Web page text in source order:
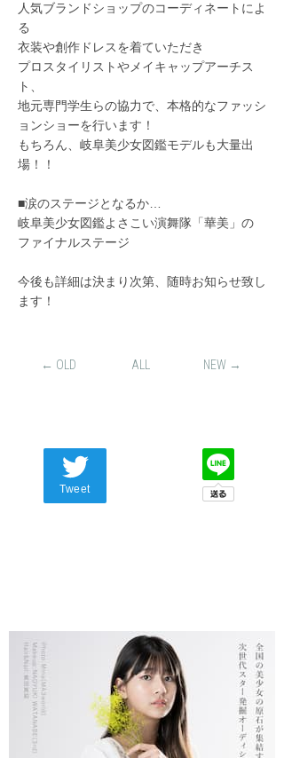
人気ブランドショップのコーディネートによ
る
衣装や創作ドレスを着ていただき
プロスタイリストやメイキャップアーチス
ト、
地元専門学生らの協力で、本格的なファッシ
ョンショーを行います！
もちろん、岐阜美少女図鑑モデルも大量出
場！！
■涙のステージとなるか…
岐阜美少女図鑑よさこい演舞隊「華美」の
ファイナルステージ
今後も詳細は決まり次第、随時お知らせ致し
ます！
← OLD ALL NEW →
Tweet